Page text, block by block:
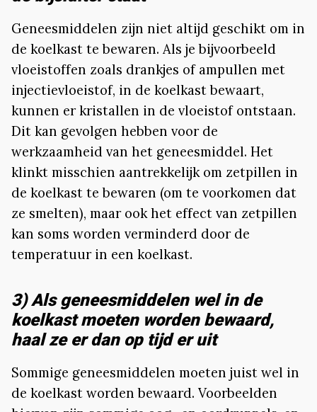
Geneesmiddelen zijn niet altijd geschikt om in
de koelkast te bewaren. Als je bijvoorbeeld
vloeistoffen zoals drankjes of ampullen met
injectievloeistof, in de koelkast bewaart,
kunnen er kristallen in de vloeistof ontstaan.
Dit kan gevolgen hebben voor de
werkzaamheid van het geneesmiddel. Het
klinkt misschien aantrekkelijk om zetpillen in
de koelkast te bewaren (om te voorkomen dat
ze smelten), maar ook het effect van zetpillen
kan soms worden verminderd door de
temperatuur in een koelkast.
3) Als geneesmiddelen wel in de
koelkast moeten worden bewaard,
haal ze er dan op tijd er uit
Sommige geneesmiddelen moeten juist wel in
de koelkast worden bewaard. Voorbeelden